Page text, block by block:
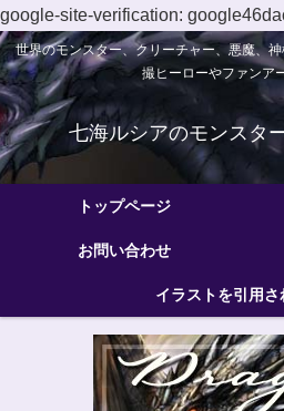
google-site-verification:
世界のモンスター、クリーチャー、悪魔、
撮ヒーローやファンア
七海ルシアのモンスタ
トップページ
お問い合わせ
イラストを引用さ